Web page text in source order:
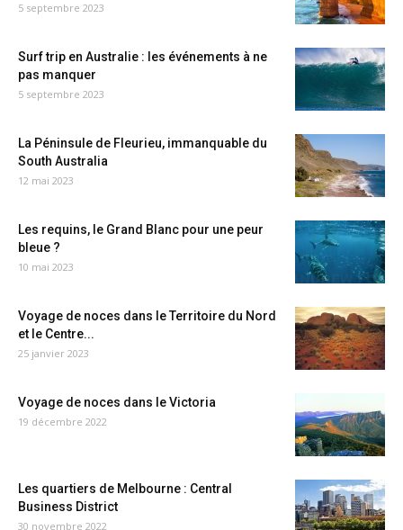
5 septembre 2023
Surf trip en Australie : les événements à ne
pas manquer
5 septembre 2023
La Péninsule de Fleurieu, immanquable du
South Australia
12 mai 2023
Les requins, le Grand Blanc pour une peur
bleue ?
10 mai 2023
Voyage de noces dans le Territoire du Nord
et le Centre...
25 janvier 2023
Voyage de noces dans le Victoria
19 décembre 2022
Les quartiers de Melbourne : Central
Business District
30 novembre 2022